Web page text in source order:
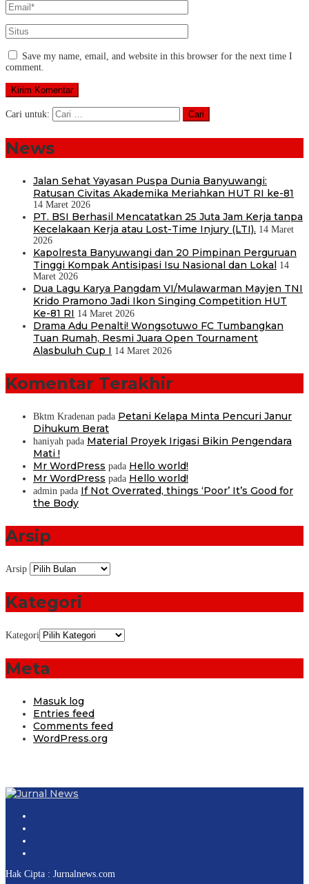
Save my name, email, and website in this browser for the next time I
comment.
Cari untuk:
News
Jalan Sehat Yayasan Puspa Dunia Banyuwangi:
Ratusan Civitas Akademika Meriahkan HUT RI ke-81
14 Maret 2026
PT. BSI Berhasil Mencatatkan 25 Juta Jam Kerja tanpa
Kecelakaan Kerja atau Lost-Time Injury (LTI). 14 Maret
2026
Kapolresta Banyuwangi dan 20 Pimpinan Perguruan
Tinggi Kompak Antisipasi Isu Nasional dan Lokal 14
Maret 2026
Dua Lagu Karya Pangdam VI/Mulawarman Mayjen TNI
Krido Pramono Jadi Ikon Singing Competition HUT
Ke-81 RI 14 Maret 2026
Drama Adu Penalti! Wongsotuwo FC Tumbangkan
Tuan Rumah, Resmi Juara Open Tournament
Alasbuluh Cup I 14 Maret 2026
Komentar Terakhir
Bktm Kradenan pada Petani Kelapa Minta Pencuri Janur
Dihukum Berat
haniyah pada Material Proyek Irigasi Bikin Pengendara
Mati !
Mr WordPress pada Hello world!
Mr WordPress pada Hello world!
admin pada If Not Overrated, things ‘Poor’ It’s Good for
the Body
Arsip
Arsip
Kategori
Kategori
Meta
Masuk log
Entries feed
Comments feed
WordPress.org
Hak Cipta : Jurnalnews.com